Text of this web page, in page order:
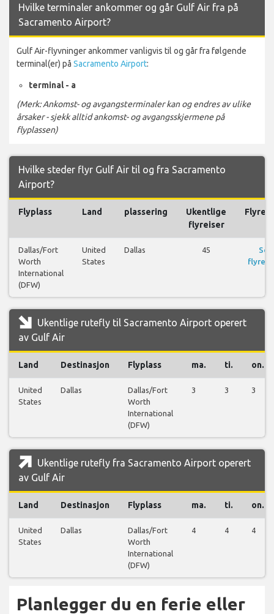
Hvilke terminaler ankommer og går Gulf Air fra på
Sacramento Airport?
Gulf Air-flyvninger ankommer vanligvis til og går fra følgende
terminal(er) på Sacramento Airport:
terminal - a
(Merk: Ankomst- og avgangsterminaler kan og endres av ulike
årsaker - sjekk alltid ankomst- og avgangsskjermene på
flyplassen)
Hvilke steder flyr Gulf Air til og fra Sacramento
Airport?
Flyplass Land plassering
Ukentlige
flyreiser
Dallas/Fort
Worth
International
(DFW)
United
States
Dallas 45
Se
Ukentlige rutefly til Sacramento Airport operert
av Gulf Air
Land Destinasjon Flyplass ma. ti. on.
United
States
Dallas
Dallas/Fort
Worth
International
(DFW)
3 3 3
Ukentlige rutefly fra Sacramento Airport operert
av Gulf Air
Land Destinasjon Flyplass ma. ti. on.
United
States
Dallas
Dallas/Fort
Worth
International
(DFW)
4 4 4
Planlegger du en ferie eller